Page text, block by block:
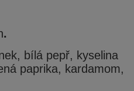
.
bílá pepř, kyselina
paprika, kardamom,